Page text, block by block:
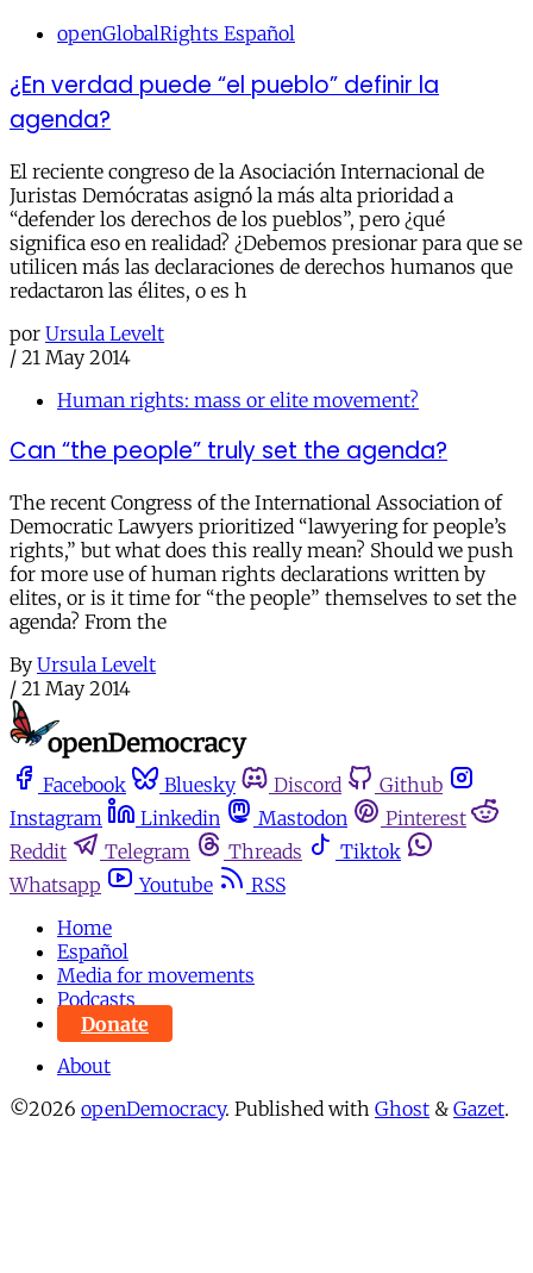
openGlobalRights Español
¿En verdad puede “el pueblo” definir la
agenda?
El reciente congreso de la Asociación Internacional de
Juristas Demócratas asignó la más alta prioridad a
“defender los derechos de los pueblos”, pero ¿qué
significa eso en realidad? ¿Debemos presionar para que se
utilicen más las declaraciones de derechos humanos que
redactaron las élites, o es h
por Ursula Levelt
/ 21 May 2014
Human rights: mass or elite movement?
Can “the people” truly set the agenda?
The recent Congress of the International Association of
Democratic Lawyers prioritized “lawyering for people’s
rights,” but what does this really mean? Should we push
for more use of human rights declarations written by
elites, or is it time for “the people” themselves to set the
agenda? From the
By Ursula Levelt
/ 21 May 2014
Facebook Bluesky Discord
Github
Instagram
Linkedin Mastodon
Pinterest
Reddit
Telegram Threads
Tiktok
Whatsapp
Youtube
RSS
Home
Español
Media for movements
Podcasts
Donate
About
©2026 openDemocracy. Published with Ghost & Gazet.